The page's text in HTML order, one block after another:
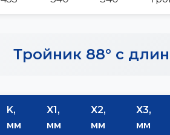
Тройник 88° с
K,
мм
X1,
мм
X2,
мм
X3,
мм